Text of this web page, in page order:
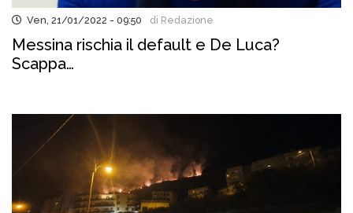
Ven, 21/01/2022 - 09:50 di Redazione
Messina rischia il default e De Luca?
Scappa…